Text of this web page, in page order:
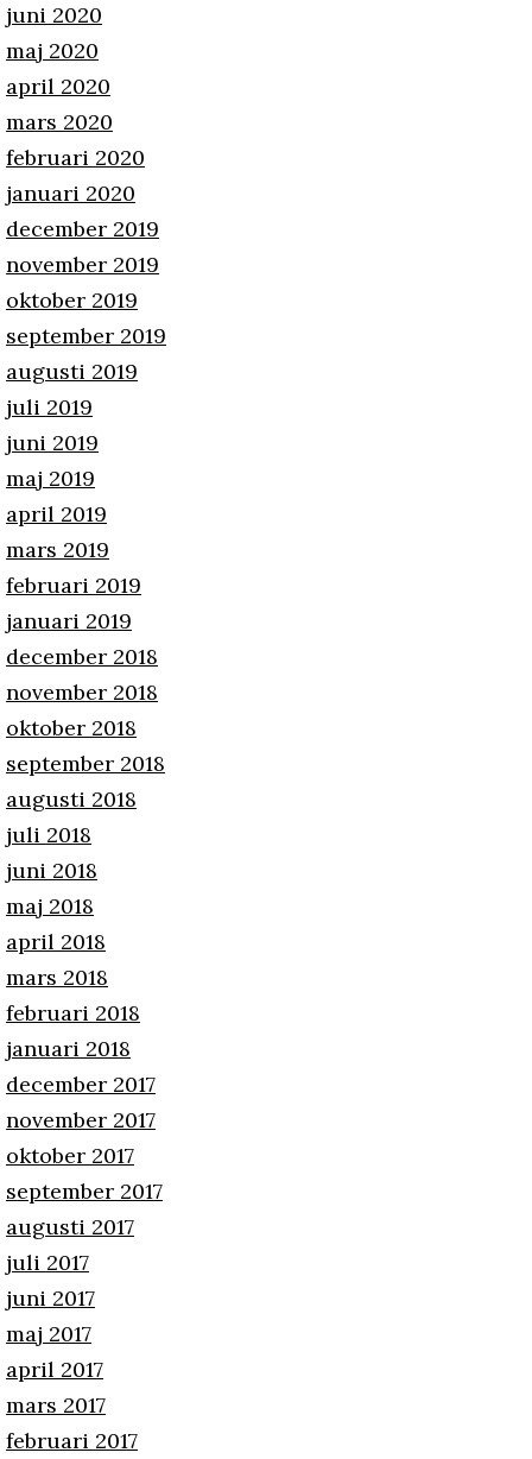
juni 2020
maj 2020
april 2020
mars 2020
februari 2020
januari 2020
december 2019
november 2019
oktober 2019
september 2019
augusti 2019
juli 2019
juni 2019
maj 2019
april 2019
mars 2019
februari 2019
januari 2019
december 2018
november 2018
oktober 2018
september 2018
augusti 2018
juli 2018
juni 2018
maj 2018
april 2018
mars 2018
februari 2018
januari 2018
december 2017
november 2017
oktober 2017
september 2017
augusti 2017
juli 2017
juni 2017
maj 2017
april 2017
mars 2017
februari 2017